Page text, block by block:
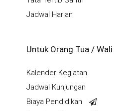
Jadwal Harian
Untuk Orang Tua / Wali
Kalender Kegiatan
Jadwal Kunjungan
Biaya Pendidikan